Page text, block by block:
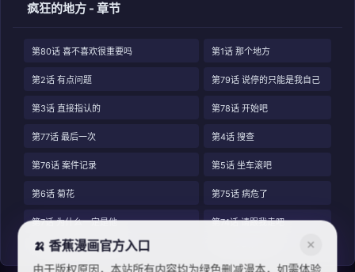
疯狂的地方 - 章节
第80话 喜不喜欢很重要吗 第1话 那个地方
第2话 有点问题 第79话 说停的只能是我自己
第3话 直接指认的 第78话 开始吧
第77话 最后一次 第4话 搜查
第76话 案件记录 第5话 坐车滚吧
第6话 菊花 第75话 病危了
第7话 为什么一定是他 第74话 请跟我走吧
第8话 福州玄洞杀人事件
🍌 香蕉漫画官方入口 ✕
由于版权原因，本站所有内容均为绿色删减漫本，如需体验